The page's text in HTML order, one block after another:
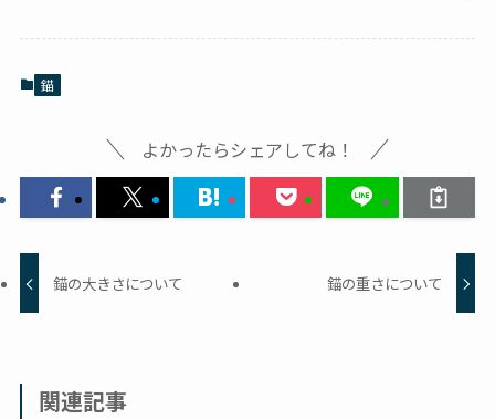
錨
よかったらシェアしてね！
錨の大きさについて 錨の重さについて
関連記事